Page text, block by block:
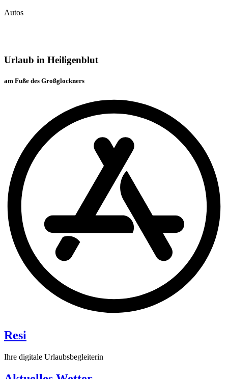
Autos
Urlaub in Heiligenblut
am Fuße des Großglockners
Resi
Ihre digitale Urlaubsbegleiterin